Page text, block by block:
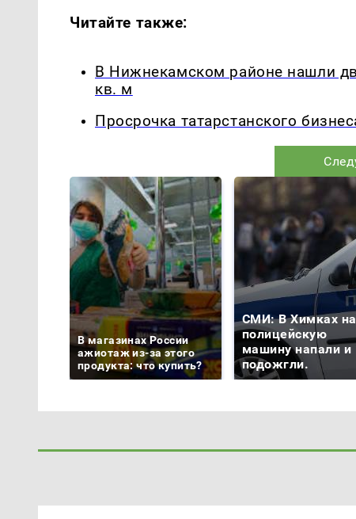
Читайте также:
В Нижнекамском районе нашли
кв. м
Просрочка татарстанского
В магазинах России
ажиотаж из-за этого
продукта: что купить?
СМИ: В Химках на
полицейскую
машину напали и
подожгли.